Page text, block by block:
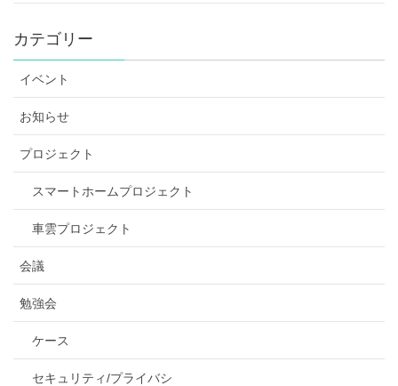
カテゴリー
イベント
お知らせ
プロジェクト
スマートホームプロジェクト
車雲プロジェクト
会議
勉強会
ケース
セキュリティ/プライバシ